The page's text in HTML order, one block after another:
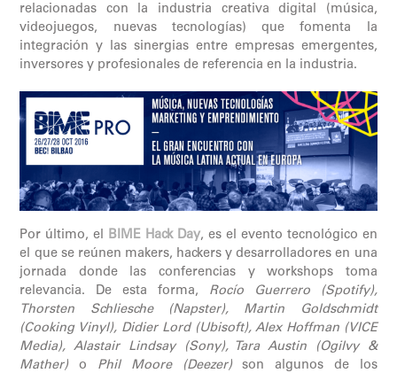
relacionadas con la industria creativa digital (música,
videojuegos, nuevas tecnologías) que fomenta la
integración y las sinergias entre empresas emergentes,
inversores y profesionales de referencia en la industria.
Por último, el BIME Hack Day, es el evento tecnológico en
el que se reúnen makers, hackers y desarrolladores en una
jornada donde las conferencias y workshops toma
relevancia. De esta forma, Rocío Guerrero (Spotify),
Thorsten Schliesche (Napster), Martin Goldschmidt
(Cooking Vinyl), Didier Lord (Ubisoft), Alex Hoffman (VICE
Media), Alastair Lindsay (Sony), Tara Austin (Ogilvy &
Mather) o Phil Moore (Deezer)son algunos de los